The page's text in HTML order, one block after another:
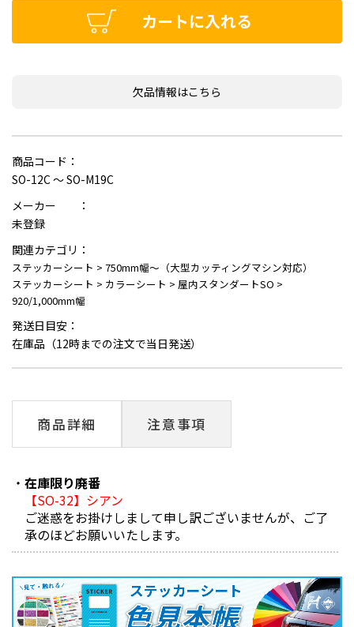
カートに入れる
欠品情報はこちら
商品コード：
SO-12C ～ SO-M19C
メーカー ：
未登録
関連カテゴリ：
ステッカーシート > 750mm幅～（大型カッティングマシン対応）
ステッカーシート > カラーシート > 屋内スタンダートSO >
920/1,000mm幅
発送日目安：
在庫品（12時までの注文で当日発送）
商品詳細 注意事項
在庫限り廃番
【SO-32】シアン
ご迷惑をお掛けしまして申し訳ございませんが、ご了
承のほどお願いいたします。